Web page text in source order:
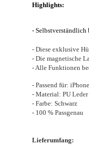
Highlights:
- Selbstverständlich
- Diese exklusive
- Die magnetische
- Alle Funktionen
- Passend für:
- Material: PU
- Farbe: Schwarz
- 100 % Passgenau
Lieferumfang: